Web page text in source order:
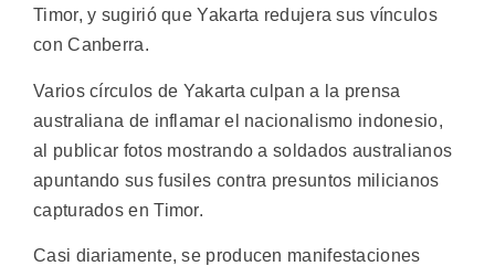
Timor, y sugirió que Yakarta redujera sus vínculos
con Canberra.
Varios círculos de Yakarta culpan a la prensa
australiana de inflamar el nacionalismo indonesio,
al publicar fotos mostrando a soldados australianos
apuntando sus fusiles contra presuntos milicianos
capturados en Timor.
Casi diariamente, se producen manifestaciones